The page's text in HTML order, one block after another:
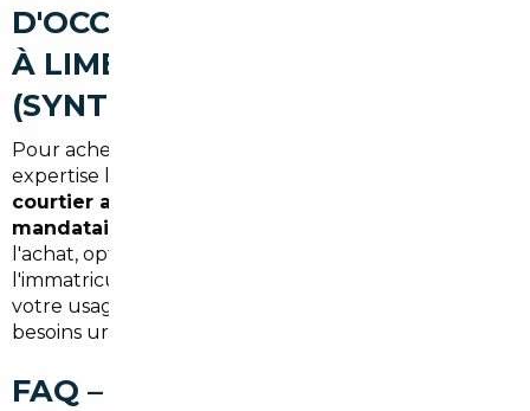
D'OCCASION AU MEILLEUR PRIX
À LIMEIL-BRÉVANNES
(SYNTHÈSE)
Pour acheter malin dans le Val-de-Marne, combinez
expertise locale et accès aux marchés européens. Un
courtier automobile Limeil-Brévannes
mandataire auto Limeil-Brévannes
l'achat, optimise le coût total et facilite
l'immatriculation. Résultat : un véhicule adapté à
votre usage (commute vers Paris, trajets familiaux,
besoins urbains) livré sans surprise et ready-to-drive.
FAQ – COURTIER AUTOMOBILE